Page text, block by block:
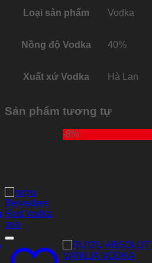
Loại sản phẩm Vodka
Nồng độ Vodka 40%
Xuất xứ Vodka Hà Lan
Sản phẩm tương tự
-8%